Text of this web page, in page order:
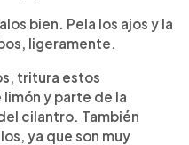
bien. Pela los ajos y la
ligeramente.
tritura estos
y parte de la
cilantro. También
ya que son muy